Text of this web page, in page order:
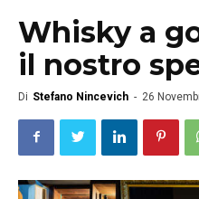
Whisky a
il nostro
Di Stefano Nincevich - 26